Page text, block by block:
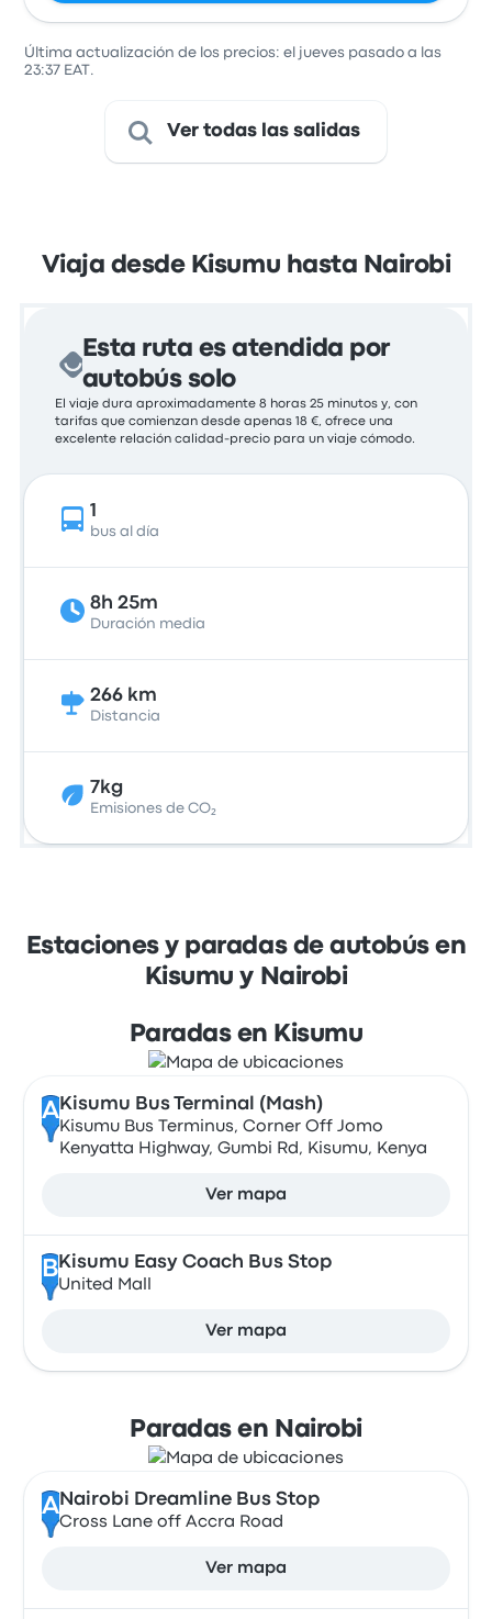
Última actualización de los precios: el jueves pasado a las
23:37 EAT.
Ver todas las salidas
Viaja desde Kisumu hasta Nairobi
Esta ruta es atendida por
autobús solo
El viaje dura aproximadamente 8 horas 25 minutos y, con
tarifas que comienzan desde apenas 18 €, ofrece una
excelente relación calidad-precio para un viaje cómodo.
1
bus al día
8h 25m
Duración media
266 km
Distancia
7kg
Emisiones de CO₂
Estaciones y paradas de autobús en
Kisumu y Nairobi
Paradas en Kisumu
A Kisumu Bus Terminal (Mash)
Kisumu Bus Terminus, Corner Off Jomo
Kenyatta Highway, Gumbi Rd, Kisumu, Kenya
Ver mapa
B Kisumu Easy Coach Bus Stop
United Mall
Ver mapa
Paradas en Nairobi
A Nairobi Dreamline Bus Stop
Cross Lane off Accra Road
Ver mapa